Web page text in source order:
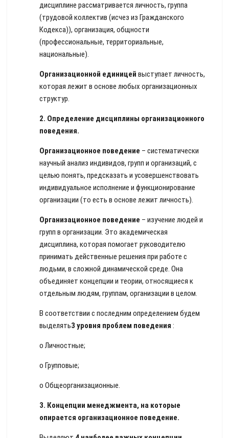
дисциплине рассматривается личность, группа
(трудовой коллектив (исчез из Гражданского
Кодекса)), организация, общности
(профессиональные, территориальные,
национальные).
Организационной единицей выступает личность,
которая лежит в основе любых организационных
структур.
2. Определение дисциплины организационного
поведения.
Организационное поведение – систематически
научный анализ индивидов, групп и организаций, с
целью понять, предсказать и усовершенствовать
индивидуальное исполнение и функционирование
организации (то есть в основе лежит личность).
Организационное поведение – изучение людей и
групп в организации. Это академическая
дисциплина, которая помогает руководителю
принимать действенные решения при работе с
людьми, в сложной динамической среде. Она
объединяет концепции и теории, относящиеся к
отдельным людям, группам, организации в целом.
В соответствии с последним определением будем
выделять3 уровня проблем поведения :
o Личностные;
o Групповые;
o Общеорганизационные.
3. Концепции менеджмента, на которые
опирается организационное поведение.